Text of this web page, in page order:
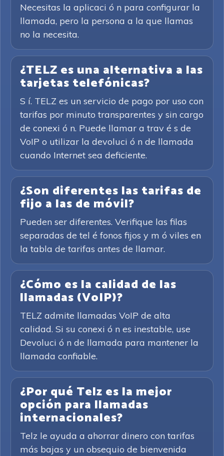
Necesitas la aplicaci ó n para configurar la
llamada, pero la persona a la que llamas
no la necesita.
¿TELZ es una alternativa a las
tarjetas telefónicas?
S í. TELZ es un servicio de pago por uso con
tarifas por minuto transparentes y sin cargo
de conexi ó n. Puede llamar a trav é s de
VoIP o utilizar la devoluci ó n de llamada
cuando Internet sea deficiente.
¿Son diferentes las tarifas de
fijo a las de móvil?
Pueden ser diferentes. Verifique las filas
separadas de tel é fonos fijos y m ó viles en
la tabla de tarifas antes de llamar.
¿Cómo es la calidad de las
llamadas (VoIP)?
TELZ admite llamadas VoIP de alta
calidad. Si su conexi ó n es inestable, use
Devoluci ó n de llamada para mantener la
llamada confiable.
¿Por qué Telz es la mejor
opción para llamadas
internacionales?
Telz le ayuda a ahorrar dinero con tarifas
más bajas y un obsequio de bienvenida